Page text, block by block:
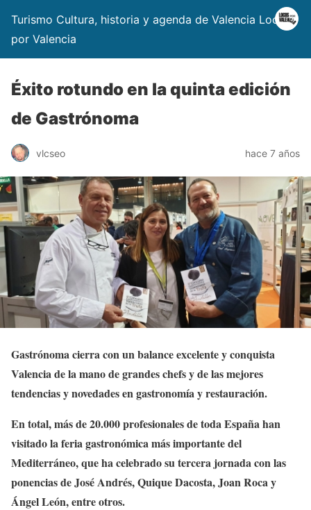
Turismo Cultura, historia y agenda de Valencia Locos
por Valencia
Éxito rotundo en la quinta edición
de Gastrónoma
vlcseo hace 7 años
Gastrónoma cierra con un balance excelente y conquista
Valencia de la mano de grandes chefs y de las mejores
tendencias y novedades en gastronomía y restauración.
En total, más de 20.000 profesionales de toda España han
visitado la feria gastronómica más importante del
Mediterráneo, que ha celebrado su tercera jornada con las
ponencias de José Andrés, Quique Dacosta, Joan Roca y
Ángel León, entre otros.